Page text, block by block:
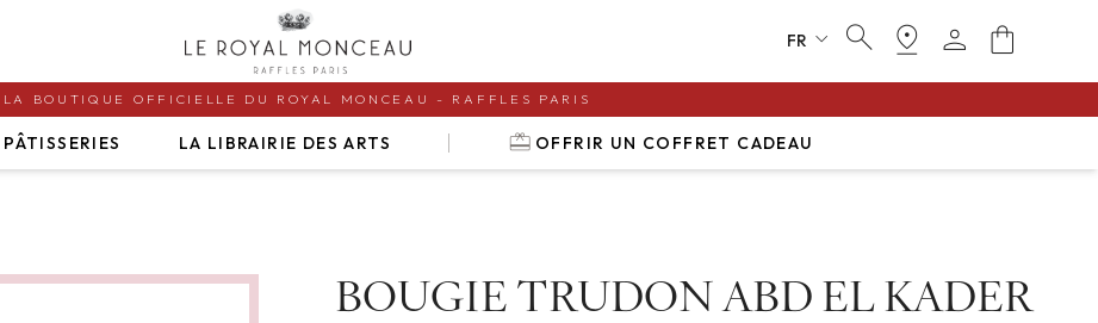
FR expand_more search pin_drop person shopping_bag
LA BOUTIQUE OFFICIELLE DU ROYAL MONCEAU - RAFFLES PARIS
PÂTISSERIES LA LIBRAIRIE DES ARTS redeem OFFRIR UN COFFRET CADEAU
BOUGIE TRUDON ABD EL KADER